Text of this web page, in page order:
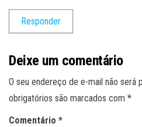
Responder
Deixe um comentário
O seu endereço de e-mail não será
obrigatórios são marcados com *
Comentário *